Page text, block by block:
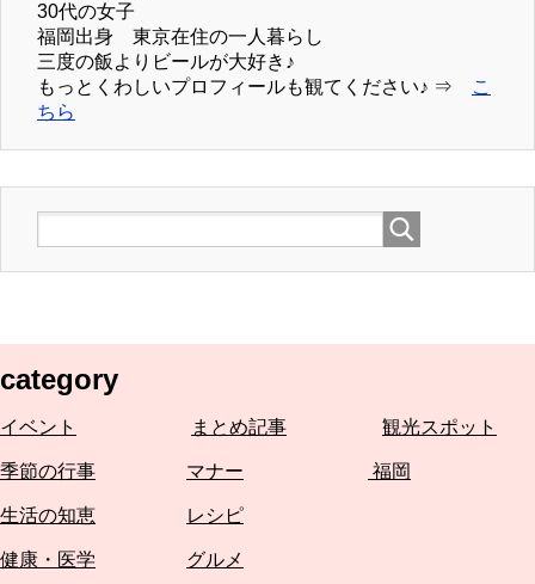
30代の女子
福岡出身 東京在住の一人暮らし
三度の飯よりビールが大好き♪
もっとくわしいプロフィールも観てください♪ ⇒
こ
ちら
category
イベント まとめ記事 観光スポット
季節の行事 マナー 福岡
生活の知恵 レシピ
健康・医学 グルメ